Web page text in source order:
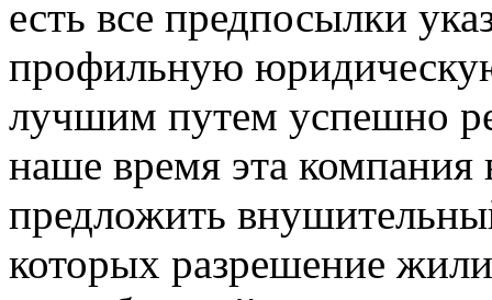
есть все предпосылки
профильную
лучшим путем успешно
наше время эта компания
предложить
которых разрешение